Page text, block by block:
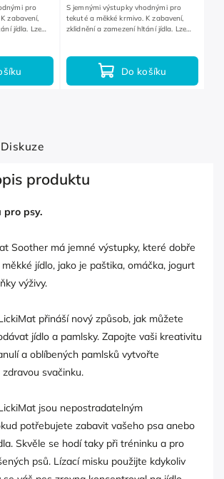
pro
zabavení,
jídla. Lze
Do košíku
S jemnými výstupky vhodnými pro
tekuté a měkké krmivo. K zabavení,
zklidnění a zamezení hltání jídla. Lze
Diskuze
produktu
pro psy.
Soother má jemné výstupky, které dobře
jídlo, jako je paštika, omáčka, jogurt
výživy.
přináší nový způsob, jak můžete
jídlo a pamlsky. Zapojte vaši kreativitu
a oblíbených pamlsků vytvořte
svačinku.
jsou nepostradatelným
potřebujete zabavit vašeho psa anebo
Skvěle se hodí taky při tréninku a pro
psů. Lízací misku použijte kdykoliv